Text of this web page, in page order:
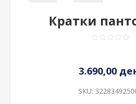
Кратки
3.690,00
SKU: